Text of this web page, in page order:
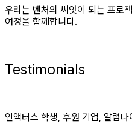
우리는 벤처의 씨앗이 되는 프로
여정을 함께합니다.
Testimonials
인액터스 학생, 후원 기업, 알럼